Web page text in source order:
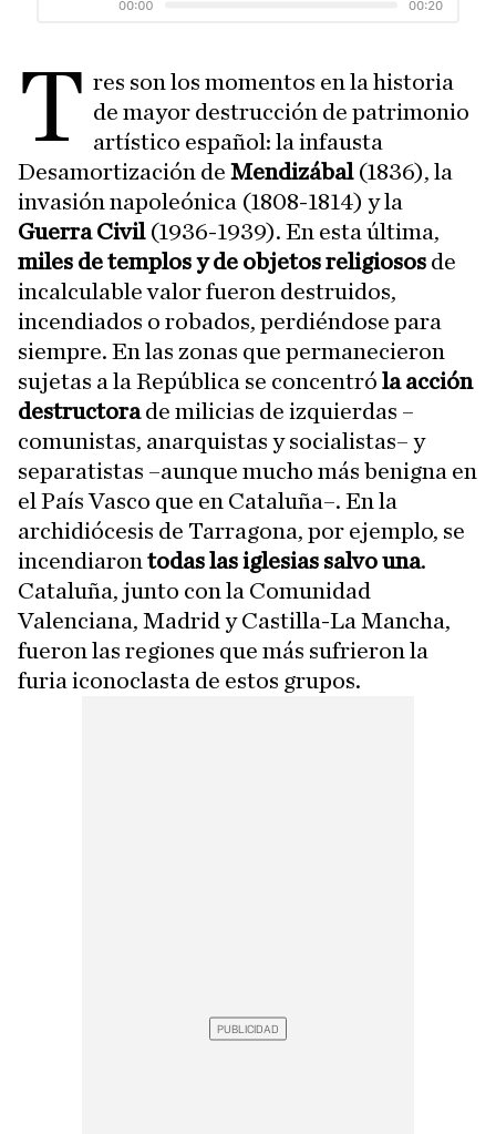
T res son los momentos en la historia
de mayor destrucción de patrimonio
artístico español: la infausta
Desamortización de Mendizábal (1836), la
invasión napoleónica (1808-1814) y la
Guerra Civil(1936-1939). En esta última,
miles de templos y de objetos religiosos de
incalculable valor fueron destruidos,
incendiados o robados, perdiéndose para
siempre. En las zonas que permanecieron
sujetas a la República se concentró la acción
destructorade milicias de izquierdas –
comunistas, anarquistas y socialistas– y
separatistas –aunque mucho más benigna en
el País Vasco que en Cataluña–. En la
archidiócesis de Tarragona, por ejemplo, se
incendiaron todas las iglesias salvo una.
Cataluña, junto con la Comunidad
Valenciana, Madrid y Castilla-La Mancha,
fueron las regiones que más sufrieron la
furia iconoclasta de estos grupos.